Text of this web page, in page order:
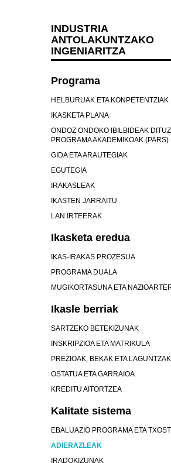
INDUSTRIA
ANTOLAKUNTZAKO
INGENIARITZA
Programa
HELBURUAK ETA KONPETENTZIAK
IKASKETA PLANA
ONDOZ ONDOKO IBILBIDEAK
PROGRAMA AKADEMIKOAK (PARS)
GIDA ETA ARAUTEGIAK
EGUTEGIA
IRAKASLEAK
IKASTEN JARRAITU
LAN IRTEERAK
Ikasketa eredua
IKAS-IRAKAS PROZESUA
PROGRAMA DUALA
MUGIKORTASUNA ETA
Ikasle berriak
SARTZEKO BETEKIZUNAK
INSKRIPZIOA ETA MATRIKULA
PREZIOAK, BEKAK ETA LAGUNTZAK
OSTATUA ETA GARRAIOA
KREDITU AITORTZEA
Kalitate sistema
EBALUAZIO PROGRAMA ETA
ADIERAZLEAK
IRADOKIZUNAK